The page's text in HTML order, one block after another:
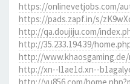
https://onlinevetjobs.com/
https://pads.zapf.in/s/
http://qa.doujiju.com/
http://35.233.194.39/
http://www.khaosgaming.de/
http://xn--l1ae1d.xn--